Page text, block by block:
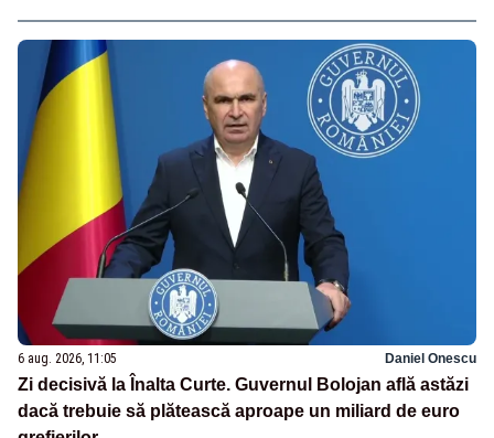
6 aug. 2026, 11:05 Daniel Onescu
Zi decisivă la Înalta Curte. Guvernul Bolojan află astăzi
dacă trebuie să plătească aproape un miliard de euro